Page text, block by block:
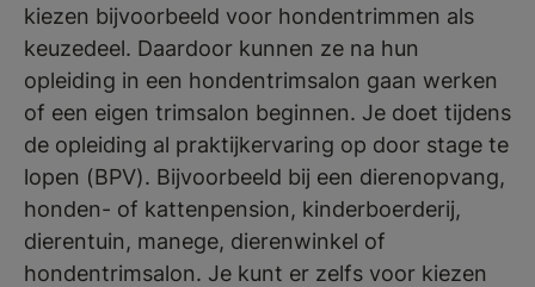
kiezen bijvoorbeeld voor hondentrimmen als
keuzedeel. Daardoor kunnen ze na hun
opleiding in een hondentrimsalon gaan werken
of een eigen trimsalon beginnen. Je doet tijdens
de opleiding al praktijkervaring op door stage te
lopen (BPV). Bijvoorbeeld bij een dierenopvang,
honden- of kattenpension, kinderboerderij,
dierentuin, manege, dierenwinkel of
hondentrimsalon. Je kunt er zelfs voor kiezen